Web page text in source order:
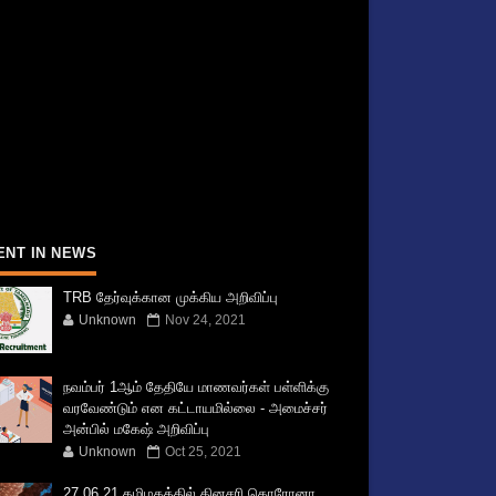
IN NEWS
TRB தேர்வுக்கான முக்கிய அறிவிப்பு
Unknown Nov 24, 2021
நவம்பர் 1ஆம் தேதியே மாணவர்கள் பள்ளிக்கு
வரவேண்டும் என கட்டாயமில்லை - அமைச்சர்
அன்பில் மகேஷ் அறிவிப்பு
Unknown Oct 25, 2021